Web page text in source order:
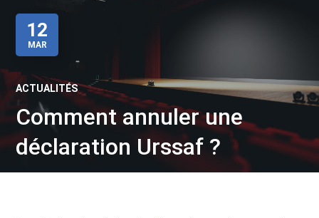
12
MAR
ACTUALITÉS
Comment annuler une
déclaration Urssaf ?